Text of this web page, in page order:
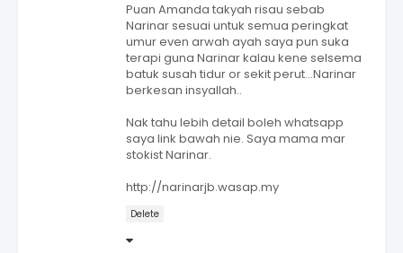
Puan Amanda takyah risau sebab
Narinar sesuai untuk semua peringkat
umur even arwah ayah saya pun suka
terapi guna Narinar kalau kene selsema
batuk susah tidur or sekit perut...Narinar
berkesan insyallah..
Nak tahu lebih detail boleh whatsapp
saya link bawah nie. Saya mama mar
stokist Narinar.
http://narinarjb.wasap.my
Delete